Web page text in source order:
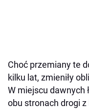
Choć przemiany te
kilku lat, zmieniły
W miejscu dawnych
obu stronach drogi z